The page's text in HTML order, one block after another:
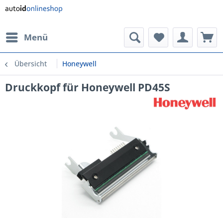
Menü
Übersicht Honeywell
Druckkopf für Honeywell PD45S